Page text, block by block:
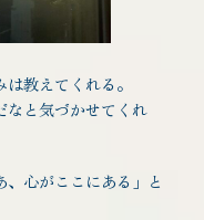
教えてくれる。
なと気づかせてくれ
心がここにある」と